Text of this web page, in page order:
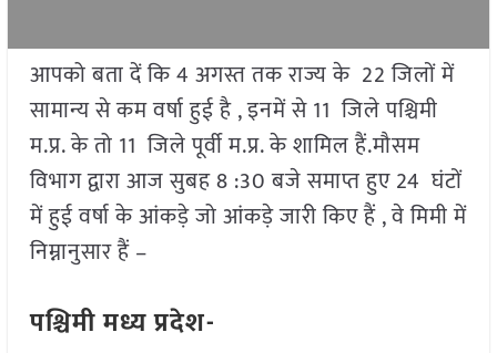
आपको बता दें कि 4 अगस्त तक राज्य के 22 जिलों में
सामान्य से कम वर्षा हुई है , इनमें से 11 जिले पश्चिमी
म.प्र. के तो 11 जिले पूर्वी म.प्र. के शामिल हैं.मौसम
विभाग द्वारा आज सुबह 8 :30 बजे समाप्त हुए 24 घंटों
में हुई वर्षा के आंकड़े जो आंकड़े जारी किए हैं , वे मिमी में
निम्नानुसार हैं –
पश्चिमी मध्य प्रदेश-